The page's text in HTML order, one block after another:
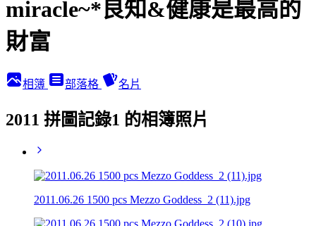
miracle~*良知&健康是最高的
財富
相簿 部落格 名片
2011 拼圖記錄1 的相簿照片
2011.06.26 1500 pcs Mezzo Goddess_2 (11).jpg